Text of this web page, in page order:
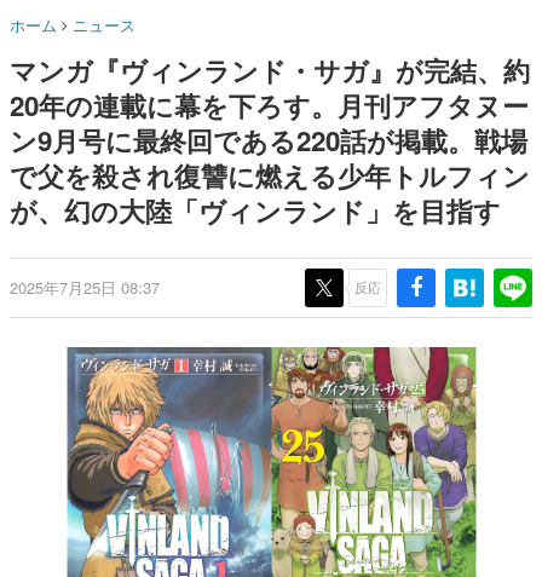
名作ゲームクリエイターの方々に製作時のエピソードをお
きます。
赫本
この物語を解いてはいけない。『赫本』は、〈試験問題〉
の形をした短編ホラー小説集です。
新世代に訊く
これからのデジタルゲーム市場を担う若きクリエイター達
ゲーム世代の作家たち
ゲームに多大な影響を受けた作家さんに取材し、ゲームが
画です。
日本モバイルゲーム産業史
日本のモバイルゲーム史における主要なトピック・タイト
ルを網羅するほか、開発者へのインタビューや識者による
解説を掲載。約20年の歴史が一望できる決定版！
若ゲのいたり〜ゲームクリエイターの青春〜
『うつヌケ』『ペンと箸』等で知られるマンガ家・田中圭
一先生によるゲーム業界レポートマンガです。
「ラクーンシティ総合病院」へ
ホーム ニュース
マンガ『ヴィンランド・サガ』が完結、約
20年の連載に幕を下ろす。月刊アフタヌー
ン9月号に最終回である220話が掲載。戦場
で父を殺され復讐に燃える少年トルフィン
が、幻の大陸「ヴィンランド」を目指す
2025年7月25日 08:37 反応